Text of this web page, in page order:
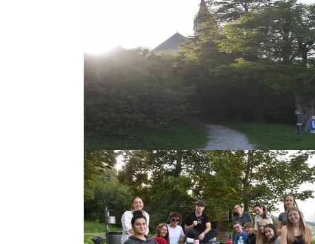
Show larger version